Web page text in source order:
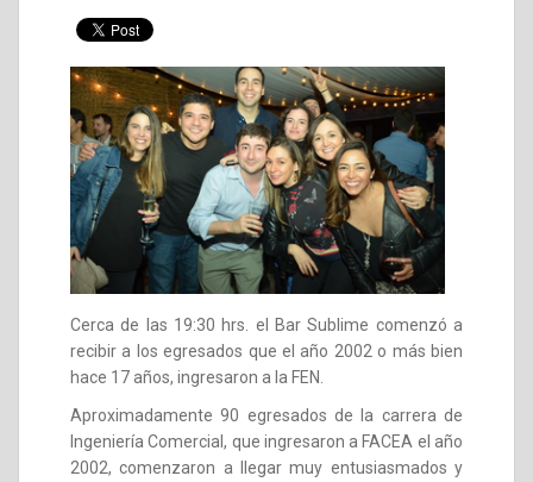
Cerca de las 19:30 hrs. el Bar Sublime comenzó a
recibir a los egresados que el año 2002 o más bien
hace 17 años, ingresaron a la FEN.
Aproximadamente 90 egresados de la carrera de
Ingeniería Comercial, que ingresaron a FACEA el año
2002, comenzaron a llegar muy entusiasmados y